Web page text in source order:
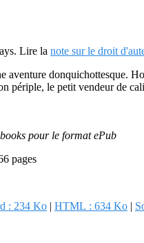
Lire la note sur le droit
donquichottesque.
périple, le petit vendeur de
pour le format ePub
pages
: 234 Ko | HTML : 634 Ko |